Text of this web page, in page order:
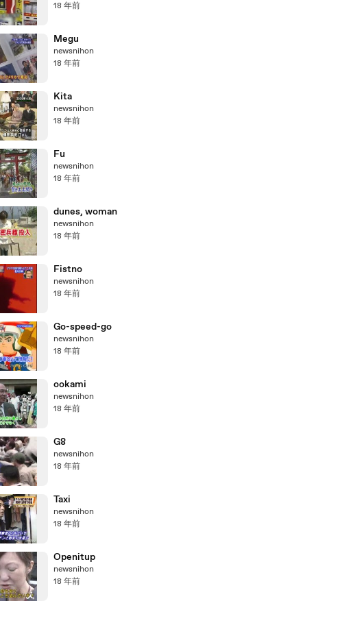
18 年前
Megu
newsnihon
18 年前
Kita
newsnihon
18 年前
Fu
newsnihon
18 年前
dunes, woman
newsnihon
18 年前
Fistno
newsnihon
18 年前
Go-speed-go
newsnihon
18 年前
ookami
newsnihon
18 年前
G8
newsnihon
18 年前
Taxi
newsnihon
18 年前
Openitup
newsnihon
18 年前